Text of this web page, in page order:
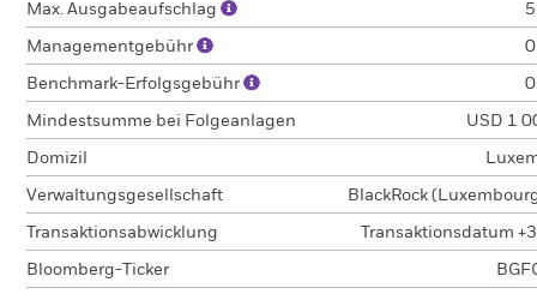
Max. Ausgabeaufschlag
Managementgebühr
Benchmark-Erfolgsgebühr
Mindestsumme bei Folgeanlagen USD 1
Domizil
Verwaltungsgesellschaft BlackRock
Transaktionsabwicklung Transaktionsdatum
Bloomberg-Ticker